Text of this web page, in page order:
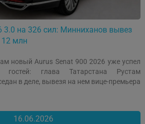
3.0 на 326 сил: Минниханов вывез
12 млн
новый Aurus Senat 900 2026 уже успел
гостей: глава Татарстана Рустам
в деле, вывезя на нем вице-премьера
16.06.2026